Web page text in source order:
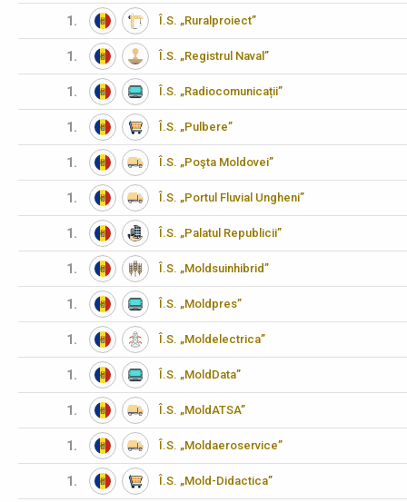
1. Î.S. „Ruralproiect”
1. Î.S. „Registrul Naval”
1. Î.S. „Radiocomunicații”
1. Î.S. „Pulbere”
1. Î.S. „Poşta Moldovei”
1. Î.S. „Portul Fluvial Ungheni”
1. Î.S. „Palatul Republicii”
1. Î.S. „Moldsuinhibrid”
1. Î.S. „Moldpres”
1. Î.S. „Moldelectrica”
1. Î.S. „MoldData”
1. Î.S. „MoldATSA”
1. Î.S. „Moldaeroservice”
1. Î.S. „Mold-Didactica”